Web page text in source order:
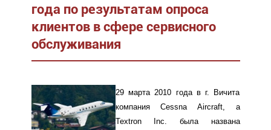
года по результатам опроса
клиентов в сфере сервисного
обслуживания
29 марта 2010 года в г. Вичита
компания Cessna Aircraft, a
Textron Inc. была названа